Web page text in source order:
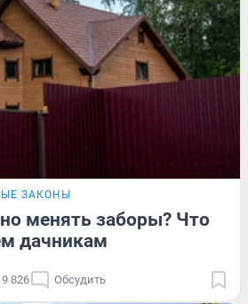
ЗАКОНЫ
менять заборы? Что
дачникам
9 826 Обсудить